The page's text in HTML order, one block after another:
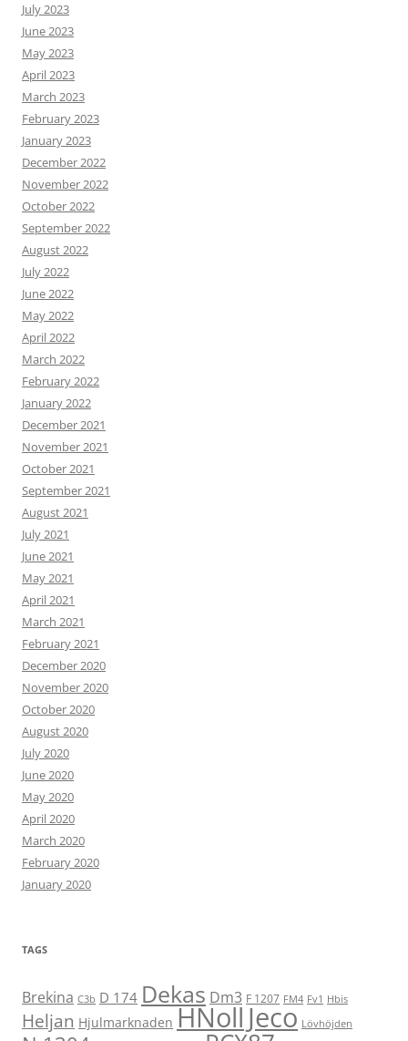
July 2023
June 2023
May 2023
April 2023
March 2023
February 2023
January 2023
December 2022
November 2022
October 2022
September 2022
August 2022
July 2022
June 2022
May 2022
April 2022
March 2022
February 2022
January 2022
December 2021
November 2021
October 2021
September 2021
August 2021
July 2021
June 2021
May 2021
April 2021
March 2021
February 2021
December 2020
November 2020
October 2020
August 2020
July 2020
June 2020
May 2020
April 2020
March 2020
February 2020
January 2020
TAGS
Brekina C3b D 174 Dekas Dm3 F 1207 FM4 Fv1 Hbis
Heljan Hjulmarknaden HNoll Jeco Lövhöjden